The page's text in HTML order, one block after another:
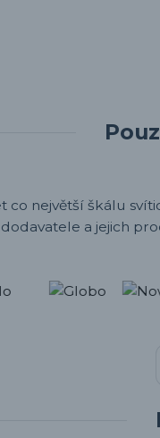
co největší škálu
a jejich